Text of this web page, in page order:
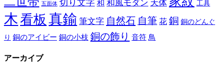
五面体 切り文字 和 和風モダン 天体 工具
木看板 真鍮 筆文字 自然石 自筆 花 銅 銅のどんぐ
り 銅のアイビー 銅の小枝 銅の飾り 音符 鳥
アーカイブ